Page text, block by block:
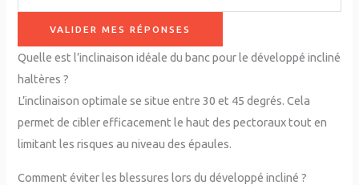
VALIDER MES RÉPONSES
Quelle est l’inclinaison idéale du banc pour le développé incliné
haltères ?
L’inclinaison optimale se situe entre 30 et 45 degrés. Cela
permet de cibler efficacement le haut des pectoraux tout en
limitant les risques au niveau des épaules.
Comment éviter les blessures lors du développé incliné ?